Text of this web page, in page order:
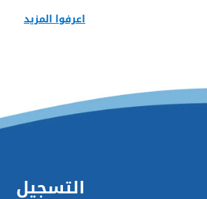
اعرفوا المزيد
التسجيل